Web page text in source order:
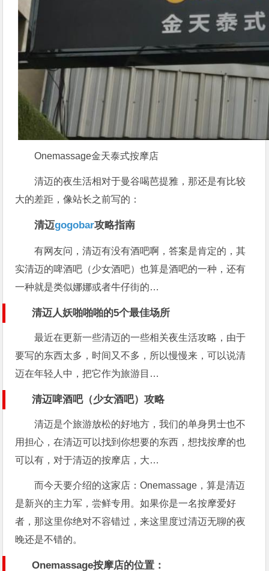
Onemassage金天泰式按摩店
清迈的夜生活相对于曼谷喝芭提雅，那还是有比较
大的差距，像站长之前写的：
清迈gogobar攻略指南
有网友问，清迈有没有酒吧啊，答案是肯定的，其
实清迈的啤酒吧（少女酒吧）也算是酒吧的一种，还有
一种就是类似娜娜或者牛仔街的…
清迈人妖啪啪啪的5个最佳场所
最近在更新一些清迈的一些相关夜生活攻略，由于
要写的东西太多，时间又不多，所以慢慢来，可以说清
迈在年轻人中，把它作为旅游目…
清迈啤酒吧（少女酒吧）攻略
清迈是个旅游放松的好地方，我们的单身男士也不
用担心，在清迈可以找到你想要的东西，想找按摩的也
可以有，对于清迈的按摩店，大…
而今天要介绍的这家店：Onemassage，算是清迈
是新兴的主力军，尝鲜专用。如果你是一名按摩爱好
者，那这里你绝对不容错过，来这里度过清迈无聊的夜
晚还是不错的。
Onemassage按摩店的位置：